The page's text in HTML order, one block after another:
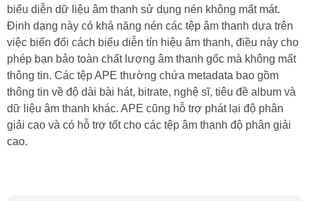
biểu diễn dữ liệu âm thanh sử dụng nén không mất mát.
Định dạng này có khả năng nén các tệp âm thanh dựa trên
việc biến đổi cách biểu diễn tín hiệu âm thanh, điều này cho
phép bạn bảo toàn chất lượng âm thanh gốc mà không mất
thông tin. Các tệp APE thường chứa metadata bao gồm
thông tin về độ dài bài hát, bitrate, nghệ sĩ, tiêu đề album và
dữ liệu âm thanh khác. APE cũng hỗ trợ phát lại độ phân
giải cao và có hỗ trợ tốt cho các tệp âm thanh độ phân giải
cao.